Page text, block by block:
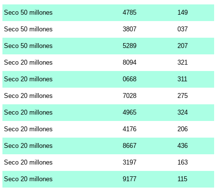
Seco 50 millones 4785 149
Seco 50 millones 3807 037
Seco 50 millones 5289 207
Seco 20 millones 8094 321
Seco 20 millones 0668 311
Seco 20 millones 7028 275
Seco 20 millones 4965 324
Seco 20 millones 4176 206
Seco 20 millones 8667 436
Seco 20 millones 3197 163
Seco 20 millones 9177 115